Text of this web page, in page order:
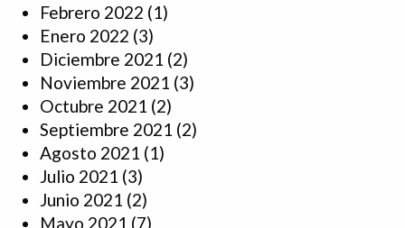
Febrero 2022 (1)
Enero 2022 (3)
Diciembre 2021 (2)
Noviembre 2021 (3)
Octubre 2021 (2)
Septiembre 2021 (2)
Agosto 2021 (1)
Julio 2021 (3)
Junio 2021 (2)
Mayo 2021 (7)